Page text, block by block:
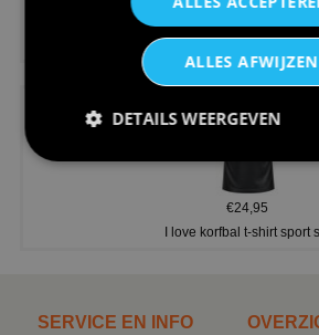
V-hals shirt rood wit blauw
€24,95
I love korfbal t-shirt sport
SERVICE EN INFO
ALLES AFWIJZEN
DETAILS WEERGEVEN